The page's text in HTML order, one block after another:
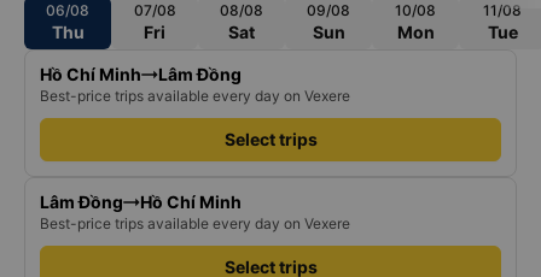
06/08
Thu
07/08
Fri
08/08
Sat
09/08
Sun
10/08
Mon
11/08
Tue
Hồ Chí Minh Lâm Đồng
Best-price trips available every day on Vexere
Select trips
Lâm Đồng Hồ Chí Minh
Best-price trips available every day on Vexere
Select trips